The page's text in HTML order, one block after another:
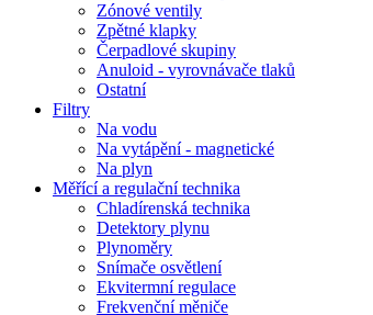
Zónové ventily
Zpětné klapky
Čerpadlové skupiny
Anuloid - vyrovnávače tlaků
Ostatní
Filtry
Na vodu
Na vytápění - magnetické
Na plyn
Měřící a regulační technika
Chladírenská technika
Detektory plynu
Plynoměry
Snímače osvětlení
Ekvitermní regulace
Frekvenční měniče